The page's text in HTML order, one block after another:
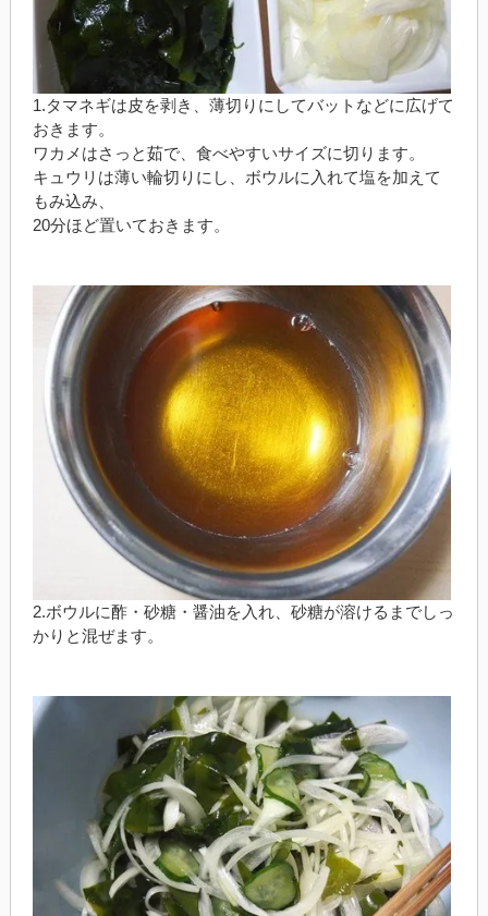
1.タマネギは皮を剥き、薄切りにしてバットなどに広げて
おきます。
ワカメはさっと茹で、食べやすいサイズに切ります。
キュウリは薄い輪切りにし、ボウルに入れて塩を加えて
もみ込み、
20分ほど置いておきます。
2.ボウルに酢・砂糖・醤油を入れ、砂糖が溶けるまでしっ
かりと混ぜます。